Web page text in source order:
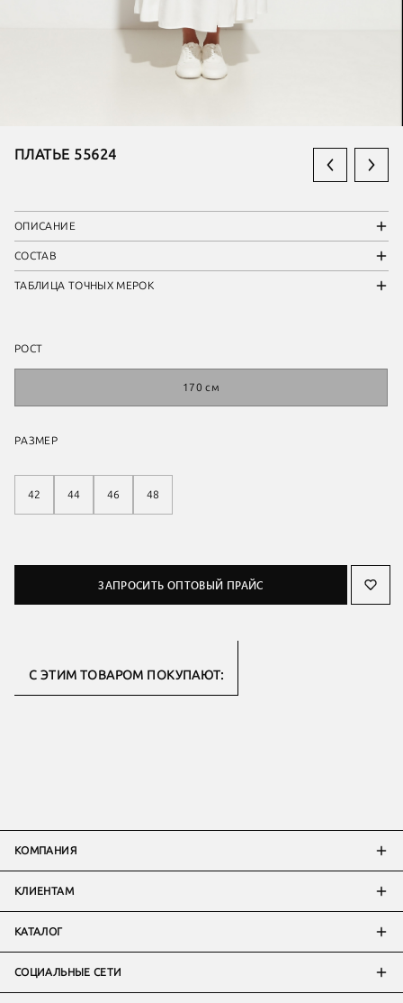
ПЛАТЬЕ 55624
ОПИСАНИЕ
СОСТАВ
ТАБЛИЦА ТОЧНЫХ МЕРОК
РОСТ
170 см
РАЗМЕР
42 44 46 48
ЗАПРОСИТЬ ОПТОВЫЙ ПРАЙС
С ЭТИМ ТОВАРОМ ПОКУПАЮТ:
КОМПАНИЯ
КЛИЕНТАМ
КАТАЛОГ
СОЦИАЛЬНЫЕ СЕТИ